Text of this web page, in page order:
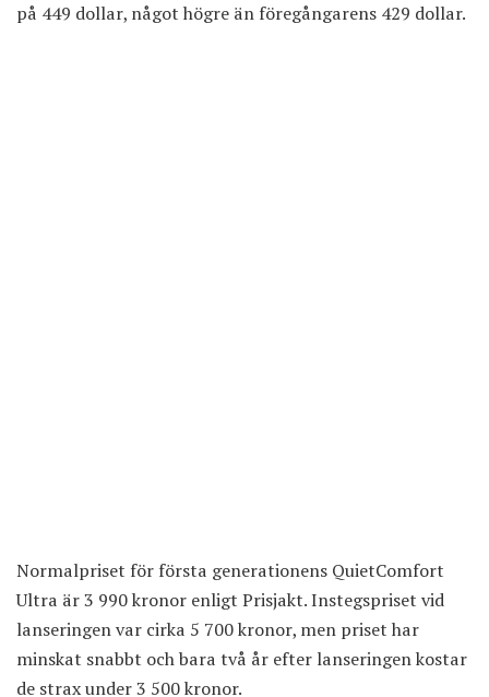
på 449 dollar, något högre än föregångarens 429 dollar.
Normalpriset för första generationens QuietComfort
Ultra är 3 990 kronor enligt Prisjakt. Instegspriset vid
lanseringen var cirka 5 700 kronor, men priset har
minskat snabbt och bara två år efter lanseringen kostar
de straxunder 3 500 kronor.